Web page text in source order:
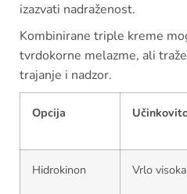
izazvati nadraženost.
Kombinirane triple kreme
tvrdokorne melazme, ali
trajanje i nadzor.
Opcija
Hidrokinon Vrlo visoka